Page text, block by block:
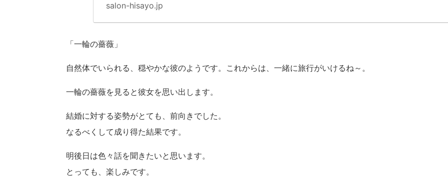
salon-hisayo.jp
「一輪の薔薇」
自然体でいられる、穏やかな彼のようです。これからは、一緒に旅行がいけるね～。
一輪の薔薇を見ると彼女を思い出します。
結婚に対する姿勢がとても、前向きでした。
なるべくして成り得た結果です。
明後日は色々話を聞きたいと思います。
とっても、楽しみです。